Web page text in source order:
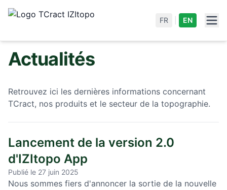
FR EN
Actualités
Retrouvez ici les dernières informations concernant
TCract, nos produits et le secteur de la topographie.
Lancement de la version 2.0
d'IZItopo App
Publié le 27 juin 2025
Nous sommes fiers d'annoncer la sortie de la nouvelle